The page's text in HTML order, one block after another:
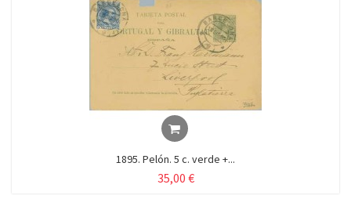
1895. Pelón. 5 c. verde +...
35,00 €